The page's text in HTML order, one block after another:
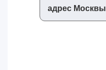
адрес Москвы